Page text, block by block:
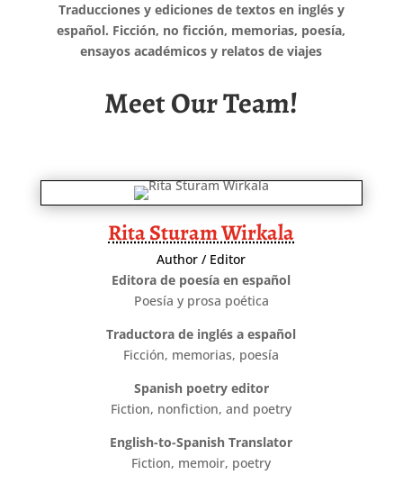
Traducciones y ediciones de textos en inglés y
español. Ficción, no ficción, memorias, poesía,
ensayos académicos y relatos de viajes
Meet Our Team!
Rita Sturam Wirkala
Author / Editor
Editora de poesía en español
Poesía y prosa poética
Traductora de inglés a español
Ficción, memorias, poesía
Spanish poetry editor
Fiction, nonfiction, and poetry
English-to-Spanish Translator
Fiction, memoir, poetry